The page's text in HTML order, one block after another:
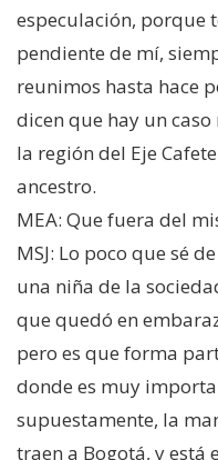
especulación, porque
pendiente de mí,
reunimos hasta hace
dicen que hay un
la región del Eje
ancestro.
MEA: Que fuera del
MSJ: Lo poco que sé
una niña de la
que quedó en
pero es que forma
donde es muy
supuestamente, la
traen a Bogotá, y está